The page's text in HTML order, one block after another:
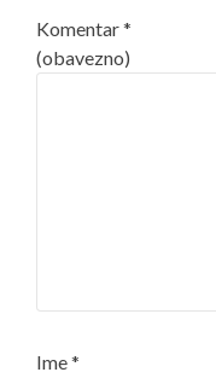
Komentar*
(obavezno)
Ime*